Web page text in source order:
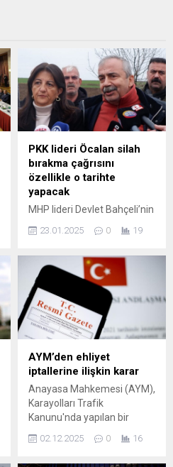
PKK lideri Öcalan silah
bırakma çağrısını
özellikle o tarihte
yapacak
MHP lideri Devlet Bahçeli’nin
1 Ekim 2024’te "Meclis’te
konuşsun" çağrısıyla
oluşturduğu İmralı Heyeti
aracılığıyla terör örgütü PKK
lideri Abdullah Öcalan'ın
mektubunun iletilmesiyle
ilerleyen süreç Meclis'te
bulunan ...
23.01.2025 0 19
AYM’den ehliyet
iptallerine ilişkin karar
Anayasa Mahkemesi (AYM),
Karayolları Trafik
Kanunu'nda yapılan bir
aykırı bularak iptal etti. Söz
02.12.2025 0 16